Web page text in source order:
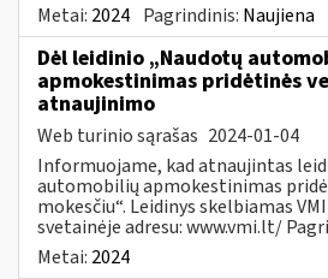
Metai: 2024 Pagrindinis: Naujiena
Dėl leidinio „Naudotų
apmokestinimas pridėtinės
atnaujinimo
Web turinio sąrašas 2024-01-04
Informuojame, kad atnaujintas
automobilių apmokestinimas
mokesčiu“. Leidinys skelbiamas
svetainėje adresu: www.vmi.lt/
Metai: 2024